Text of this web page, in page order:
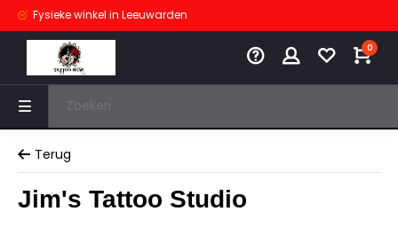
Fysieke winkel in Leeuwarden
0
Terug
Jim's Tattoo Studio